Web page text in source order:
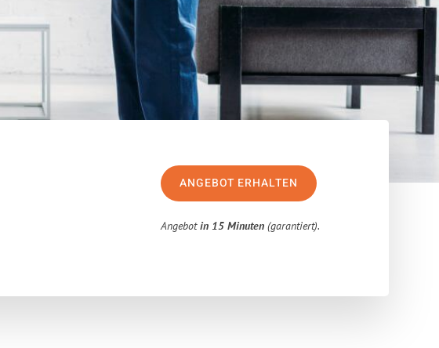
ANGEBOT ERHALTEN
Angebotin 15 Minuten (garantiert).